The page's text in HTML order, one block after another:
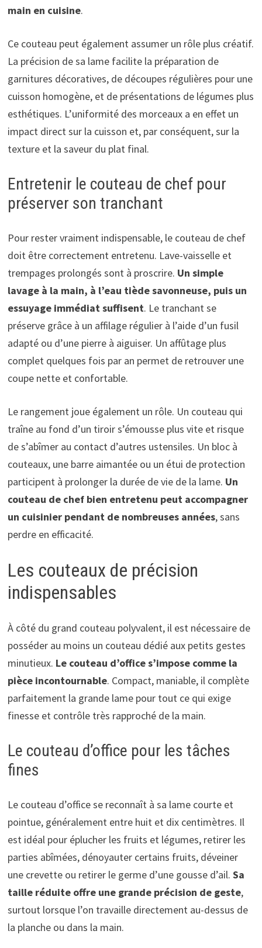
main en cuisine.
Ce couteau peut également assumer un rôle plus créatif.
La précision de sa lame facilite la préparation de
garnitures décoratives, de découpes régulières pour une
cuisson homogène, et de présentations de légumes plus
esthétiques. L’uniformité des morceaux a en effet un
impact direct sur la cuisson et, par conséquent, sur la
texture et la saveur du plat final.
Entretenir le couteau de chef pour
préserver son tranchant
Pour rester vraiment indispensable, le couteau de chef
doit être correctement entretenu. Lave-vaisselle et
trempages prolongés sont à proscrire. Un simple
lavage à la main, à l’eau tiède savonneuse, puis un
essuyage immédiat suffisent. Le tranchant se
préserve grâce à un affilage régulier à l’aide d’un fusil
adapté ou d’une pierre à aiguiser. Un affûtage plus
complet quelques fois par an permet de retrouver une
coupe nette et confortable.
Le rangement joue également un rôle. Un couteau qui
traîne au fond d’un tiroir s’émousse plus vite et risque
de s’abîmer au contact d’autres ustensiles. Un bloc à
couteaux, une barre aimantée ou un étui de protection
participent à prolonger la durée de vie de la lame. Un
couteau de chef bien entretenu peut accompagner
un cuisinier pendant de nombreuses années, sans
perdre en efficacité.
Les couteaux de précision
indispensables
À côté du grand couteau polyvalent, il est nécessaire de
posséder au moins un couteau dédié aux petits gestes
minutieux. Le couteau d’office s’impose comme la
pièce incontournable. Compact, maniable, il complète
parfaitement la grande lame pour tout ce qui exige
finesse et contrôle très rapproché de la main.
Le couteau d’office pour les tâches
fines
Le couteau d’office se reconnaît à sa lame courte et
pointue, généralement entre huit et dix centimètres. Il
est idéal pour éplucher les fruits et légumes, retirer les
parties abîmées, dénoyauter certains fruits, déveiner
une crevette ou retirer le germe d’une gousse d’ail. Sa
taille réduite offre une grande précision de geste,
surtout lorsque l’on travaille directement au-dessus de
la planche ou dans la main.